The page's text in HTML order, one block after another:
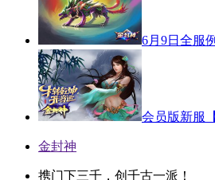
6月9日全服
会员版新服
金封神
携门下三千，创千古一派！